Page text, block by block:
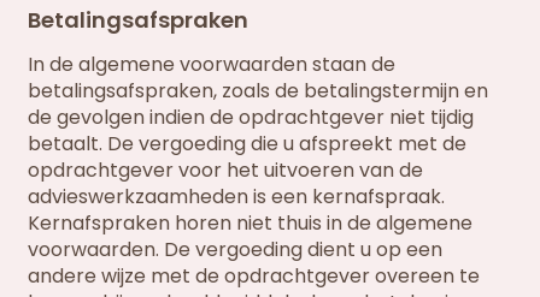
Betalingsafspraken
In de algemene voorwaarden staan de
betalingsafspraken, zoals de betalingstermijn en
de gevolgen indien de opdrachtgever niet tijdig
betaalt. De vergoeding die u afspreekt met de
opdrachtgever voor het uitvoeren van de
advieswerkzaamheden is een kernafspraak.
Kernafspraken horen niet thuis in de algemene
voorwaarden. De vergoeding dient u op een
andere wijze met de opdrachtgever overeen te